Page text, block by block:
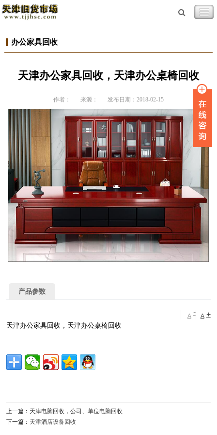
办公家具回收
天津办公家具回收，天津办公桌椅回收
作者： 来源： 发布日期：2018-02-15
产品参数
A - A +
天津办公家具回收，天津办公桌椅回收
上一篇： 天津电脑回收，公司、单位电脑回收
下一篇： 天津酒店设备回收